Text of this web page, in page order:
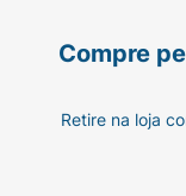
Ingerir 1
Compre
Retire na loja